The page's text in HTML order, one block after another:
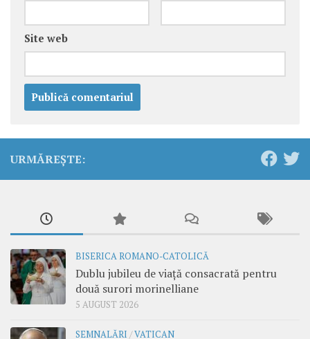
Site web
URMĂREȘTE:
BISERICA ROMANO-CATOLICĂ
Dublu jubileu de viață consacrată pentru
două surori morinelliane
5 AUGUST 2026
SEMNALĂRI /VATICAN